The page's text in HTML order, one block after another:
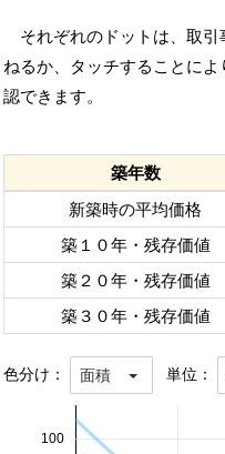
それぞれのドットは、取
ねるか、タッチすることに
認できます。
築年数
新築時の平均価格
築１０年・残存価値
築２０年・残存価値
築３０年・残存価値
色分け： 面積 単位：
100